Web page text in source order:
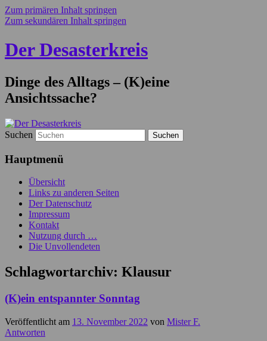
Zum primären Inhalt springen
Zum sekundären Inhalt springen
Der Desasterkreis
Dinge des Alltags – (K)eine
Ansichtssache?
Suchen
Hauptmenü
Übersicht
Links zu anderen Seiten
Der Datenschutz
Impressum
Kontakt
Nutzung durch …
Die Unvollendeten
Schlagwortarchiv: Klausur
(K)ein entspannter Sonntag
Veröffentlicht am 13. November 2022 von Mister F.
Antworten